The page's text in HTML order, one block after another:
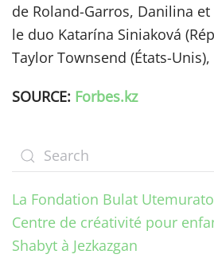
de Roland-Garros, Danilina
le duo Katarína Siniaková
Taylor Townsend (États-
SOURCE: Forbes.kz
La Fondation Bulat
Centre de créativité pour
Shabyt à Jezkazgan